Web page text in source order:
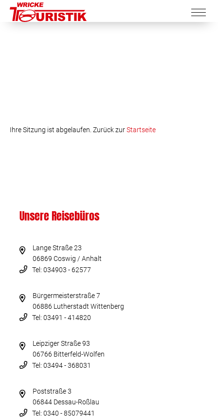
Ihre Sitzung ist abgelaufen. Zurück zurStartseite
Unsere Reisebüros
Lange Straße 23
06869 Coswig / Anhalt
Tel: 034903 - 62577
Bürgermeisterstraße 7
06886 Lutherstadt Wittenberg
Tel: 03491 - 414820
Leipziger Straße 93
06766 Bitterfeld-Wolfen
Tel: 03494 - 368031
Poststraße 3
06844 Dessau-Roßlau
Tel: 0340 - 85079441